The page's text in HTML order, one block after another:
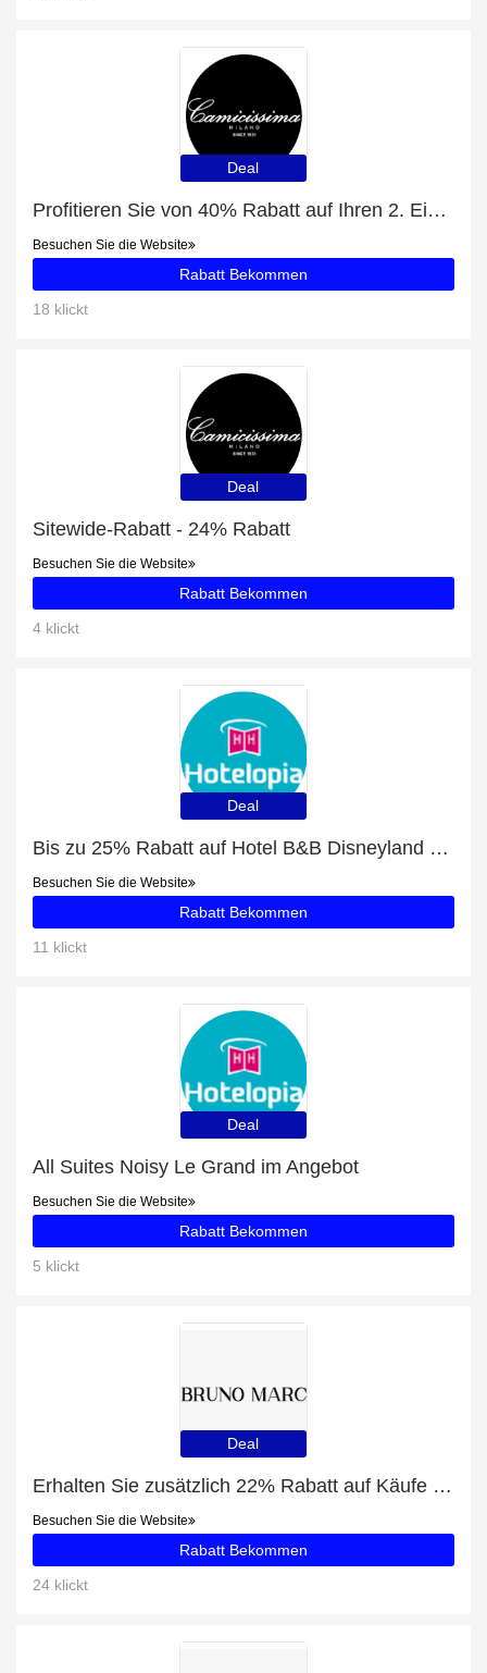
Deal
Profitieren Sie von 40% Rabatt auf Ihren 2. Einkauf
Besuchen Sie die Website
Rabatt Bekommen
18 klickt
Deal
Sitewide-Rabatt - 24% Rabatt
Besuchen Sie die Website
Rabatt Bekommen
4 klickt
Deal
Bis zu 25% Rabatt auf Hotel B&B Disneyland Paris + zusätzliche 74-Rabatte
Besuchen Sie die Website
Rabatt Bekommen
11 klickt
Deal
All Suites Noisy Le Grand im Angebot
Besuchen Sie die Website
Rabatt Bekommen
5 klickt
Deal
Erhalten Sie zusätzlich 22% Rabatt auf Käufe von Herren Klassische Mokassin-Halbschuhe
Besuchen Sie die Website
Rabatt Bekommen
24 klickt